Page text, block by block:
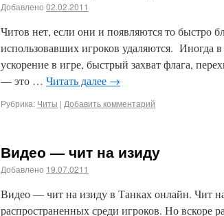
Добавлено 02.02.2011
Читов нет, если они и появляются то быстро
использовавших игроков удаляются. Иногда
ускорение в игре, быстрый захват флага,
— это … Читать далее →
Рубрика: Читы | Добавить комментарий
Видео — чит на изиду
Добавлено 19.07.0211
Видео — чит на изиду в Танках онлайн. Чит
распространенных среди игроков. Но вскоре